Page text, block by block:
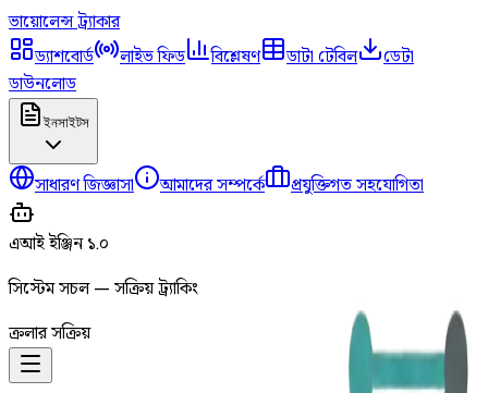
ভায়োলেন্সট্র্যাকার
ড্যাশবোর্ড
লাইভ ফিড বিশ্লেষণ ডাটা টেবিল
ডেটা
ডাউনলোড
ইনসাইটস
সাধারণ জিজ্ঞাসা আমাদের সম্পর্কে প্রযুক্তিগত সহযোগিতা
এআই ইঞ্জিন ১.০
সিস্টেম সচল — সক্রিয় ট্র্যাকিং
ক্রলার সক্রিয়